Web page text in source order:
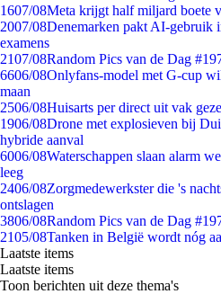
1607/08Meta krijgt half miljard boete
2007/08Denemarken pakt AI-gebruik
examens
2107/08Random Pics van de Dag
6606/08Onlyfans-model met G-cup
maan
2506/08Huisarts per direct uit vak
1906/08Drone met explosieven bij
hybride aanval
6006/08Waterschappen slaan alarm
leeg
2406/08Zorgmedewerkster die 's
ontslagen
3806/08Random Pics van de Dag
2105/08Tanken in België wordt nóg
Laatste items
Laatste items
Toon berichten uit deze thema's